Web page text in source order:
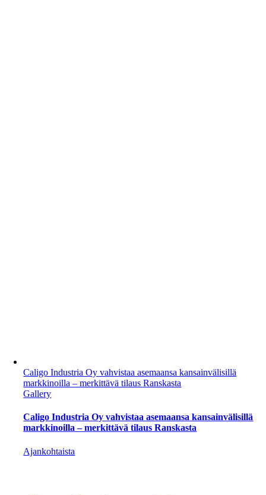
Caligo Industria Oy vahvistaa asemaansa kansainvälisillä
markkinoilla – merkittävä tilaus Ranskasta
Gallery
Caligo Industria Oy vahvistaa asemaansa kansainvälisillä
markkinoilla – merkittävä tilaus Ranskasta
Ajankohtaista